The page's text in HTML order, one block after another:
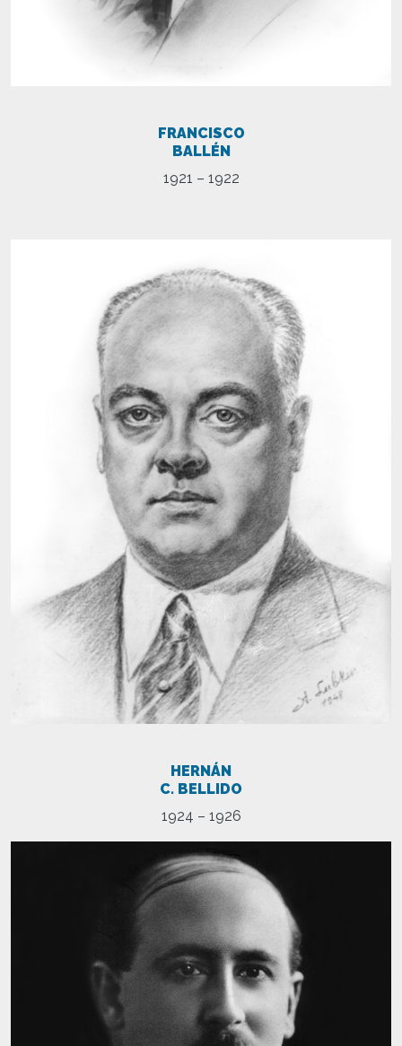
FRANCISCO
BALLÉN
1921 – 1922
HERNÁN
C. BELLIDO
1924 – 1926